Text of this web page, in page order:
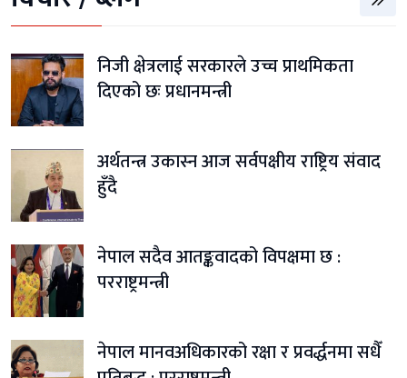
निजी क्षेत्रलाई सरकारले उच्च प्राथमिकता
दिएको छः प्रधानमन्त्री
अर्थतन्त्र उकास्न आज सर्वपक्षीय राष्ट्रिय संवाद
हुँदै
नेपाल सदैव आतङ्कवादको विपक्षमा छ :
परराष्ट्रमन्त्री
नेपाल मानवअधिकारको रक्षा र प्रवर्द्धनमा सधैँ